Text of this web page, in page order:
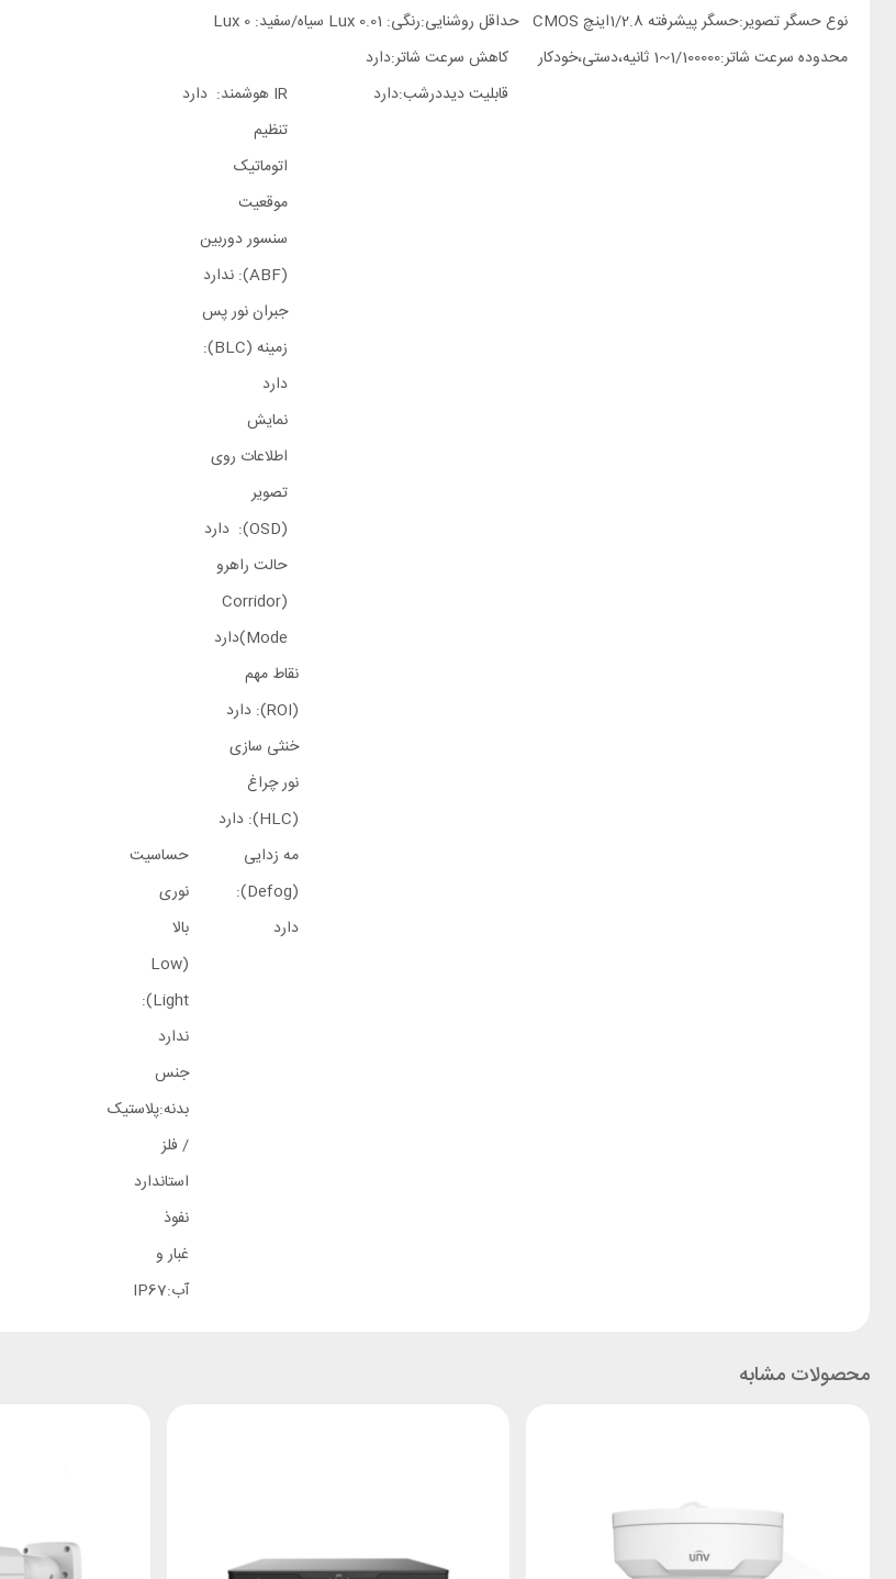
نوع حسگر تصویر:حسگر پیشرفته 1/2.8اینچ CMOS
حداقل روشنایی:رنگی: 0.01 Lux سیاه/سفید: 0 Lux
محدوده سرعت شاتر:1/100000~1 ثانیه،دستی،خودکار
کاهش سرعت شاتر:دارد
قابلیت دیددرشب:دارد
IR هوشمند: دارد
تنظیم
اتوماتیک
موقعیت
سنسور دوربین
(ABF): ندارد
جبران نور پس
زمینه (BLC):
دارد
نمایش
اطلاعات روی
تصویر
(OSD): دارد
حالت راهرو
(Corridor
Mode)دارد
نقاط مهم
(ROI): دارد
خنثی سازی
نور چراغ
(HLC): دارد
مه زدایی
(Defog):
دارد
حساسیت
نوری
بالا
(Low
Light):
ندارد
جنس
بدنه:پلاستیک
/ فلز
استاندارد
نفوذ
غبار و
آب:IP67
محصولات مشابه